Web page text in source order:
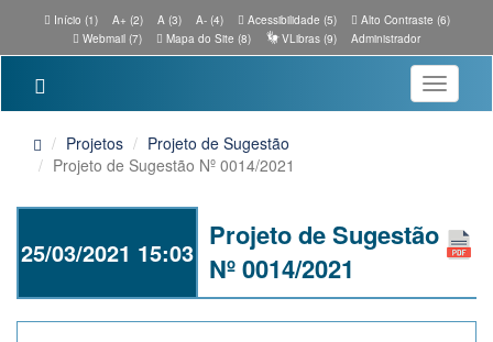
Início (1) A+ (2) A (3) A- (4) Acessibilidade (5)
Alto Contraste (6)
Webmail (7)
Mapa do Site (8) VLibras (9) Administrador
Toggle
Projetos
Projeto de Sugestão
Projeto de Sugestão Nº 0014/2021
25/03/2021 15:03
Projeto de Sugestão
Nº 0014/2021